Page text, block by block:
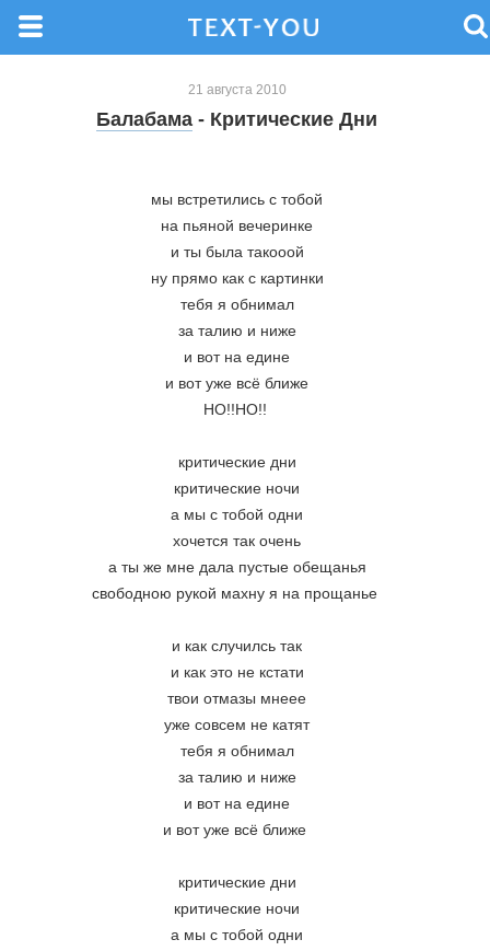
21 августа 2010
Балабама - Критические Дни
мы встретились с тобой
на пьяной вечеринке
и ты была такооой
ну прямо как с картинки
тебя я обнимал
за талию и ниже
и вот на едине
и вот уже всё ближе
НО!!НО!!
критические дни
критические ночи
а мы с тобой одни
хочется так очень
а ты же мне дала пустые обещанья
свободною рукой махну я на прощанье
и как случилсь так
и как это не кстати
твои отмазы мнеее
уже совсем не катят
тебя я обнимал
за талию и ниже
и вот на едине
и вот уже всё ближе
критические дни
критические ночи
а мы с тобой одни